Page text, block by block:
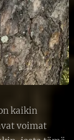
kaikin
voimat